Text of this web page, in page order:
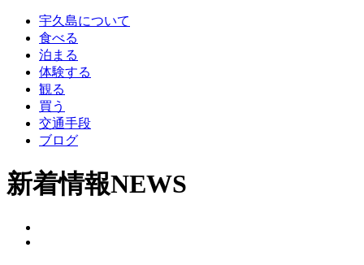
宇久島について
食べる
泊まる
体験する
観る
買う
交通手段
ブログ
新着情報NEWS